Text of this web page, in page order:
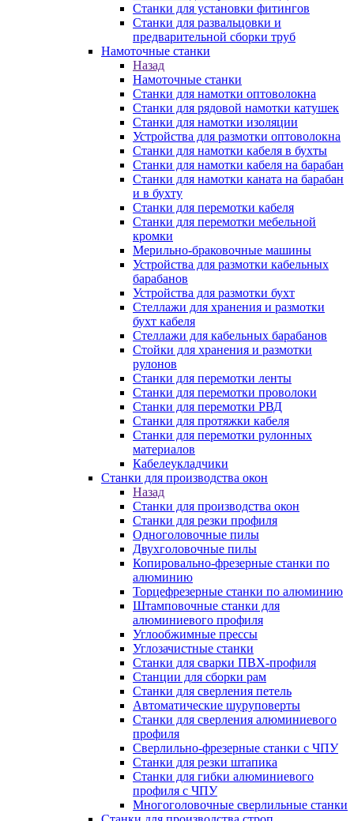
Станки для установки фитингов
Станки для развальцовки и
предварительной сборки труб
Намоточные станки
Назад
Намоточные станки
Станки для намотки оптоволокна
Станки для рядовой намотки катушек
Станки для намотки изоляции
Устройства для размотки оптоволокна
Станки для намотки кабеля в бухты
Станки для намотки кабеля на барабан
Станки для намотки каната на барабан
и в бухту
Станки для перемотки кабеля
Станки для перемотки мебельной
кромки
Мерильно-браковочные машины
Устройства для размотки кабельных
барабанов
Устройства для размотки бухт
Стеллажи для хранения и размотки
бухт кабеля
Стеллажи для кабельных барабанов
Стойки для хранения и размотки
рулонов
Станки для перемотки ленты
Станки для перемотки проволоки
Станки для перемотки РВД
Станки для протяжки кабеля
Станки для перемотки рулонных
материалов
Кабелеукладчики
Станки для производства окон
Назад
Станки для производства окон
Станки для резки профиля
Одноголовочные пилы
Двухголовочные пилы
Копировально-фрезерные станки по
алюминию
Торцефрезерные станки по алюминию
Штамповочные станки для
алюминиевого профиля
Углообжимные прессы
Углозачистные станки
Станки для сварки ПВХ-профиля
Станции для сборки рам
Станки для сверления петель
Автоматические шуруповерты
Станки для сверления алюминиевого
профиля
Сверлильно-фрезерные станки с ЧПУ
Станки для резки штапика
Станки для гибки алюминиевого
профиля с ЧПУ
Многоголовочные сверлильные станки